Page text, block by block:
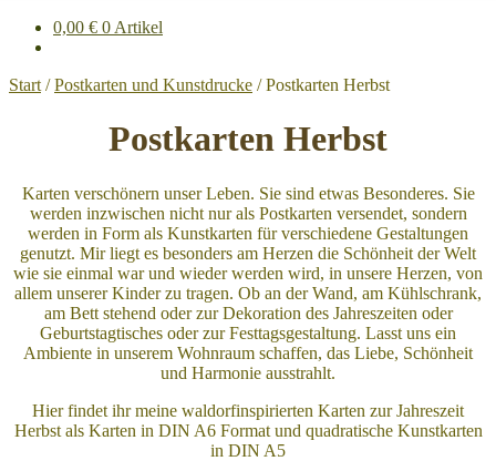
0,00 € 0 Artikel
Start /Postkarten und Kunstdrucke /Postkarten Herbst
Postkarten Herbst
Karten verschönern unser Leben. Sie sind etwas Besonderes. Sie
werden inzwischen nicht nur als Postkarten versendet, sondern
werden in Form als Kunstkarten für verschiedene Gestaltungen
genutzt. Mir liegt es besonders am Herzen die Schönheit der Welt
wie sie einmal war und wieder werden wird, in unsere Herzen, von
allem unserer Kinder zu tragen. Ob an der Wand, am Kühlschrank,
am Bett stehend oder zur Dekoration des Jahreszeiten oder
Geburtstagtisches oder zur Festtagsgestaltung. Lasst uns ein
Ambiente in unserem Wohnraum schaffen, das Liebe, Schönheit
und Harmonie ausstrahlt.
Hier findet ihr meine waldorfinspirierten Karten zur Jahreszeit
Herbst als Karten in DIN A6 Format und quadratische Kunstkarten
in DIN A5